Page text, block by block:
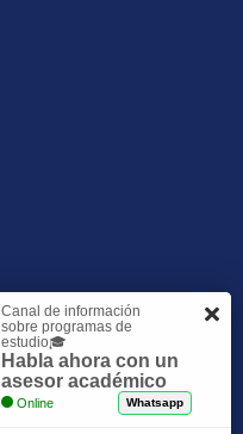
Canal de información
sobre programas de
estudio🎓
Habla ahora con un
asesor académico
Online Whatsapp